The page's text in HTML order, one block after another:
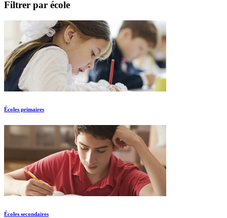
Filtrer par école
Écoles primaires
Écoles secondaires